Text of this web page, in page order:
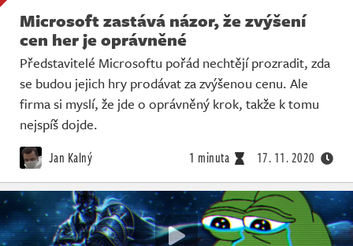
Microsoft zastává názor, že zvýšení
cen her je oprávněné
Představitelé Microsoftu pořád nechtějí prozradit, zda
se budou jejich hry prodávat za zvýšenou cenu. Ale
firma si myslí, že jde o oprávněný krok, takže k tomu
nejspíš dojde.
Jan Kalný 1 minuta 17. 11. 2020